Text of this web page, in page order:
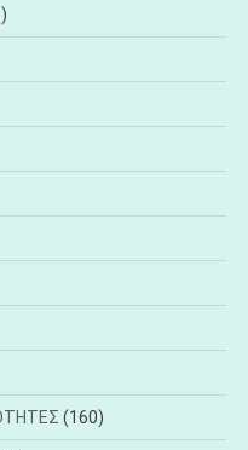
(160)